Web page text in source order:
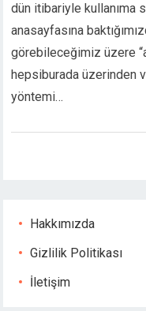
dün itibariyle kullanıma
anasayfasına
görebileceğimiz üzere
hepsiburada üzerinden
yöntemi…
Hakkımızda
Gizlilik Politikası
İletişim